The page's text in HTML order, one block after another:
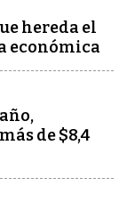
hereda el
económica
de $8,4